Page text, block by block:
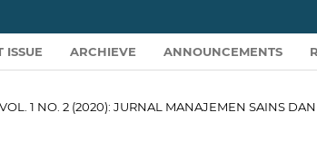
ISSUE ARCHIEVE ANNOUNCEMENTS
VOL. 1 NO. 2 (2020): JURNAL MANAJEMEN SAINS